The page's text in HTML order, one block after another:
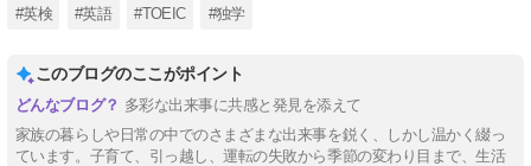
#英検 #英語 #TOEIC #独学
このブログのここがポイント
多彩な出来事に共感と発見を添えて
家族の暮らしや日常の中でのさまざまな出来事を鋭く、しかし温かく綴っ
ています。子育て、引っ越し、運転の失敗から季節の変わり目まで、生活